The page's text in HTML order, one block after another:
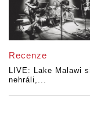
Recenze
LIVE: Lake Malawi
nehráli,...